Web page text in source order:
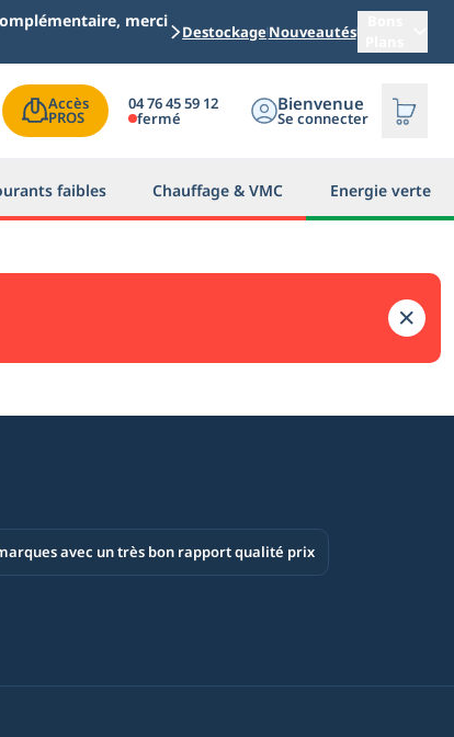
merci
DestockageNouveautés
Accès
PROS
04 76 45 59 12
fermé
Bienvenue
Se connecter
faibles Chauffage & VMC Energie verte
avec un très bon rapport qualité prix